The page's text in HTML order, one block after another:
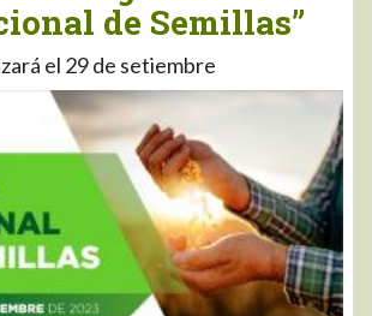
de Semillas”
el 29 de setiembre